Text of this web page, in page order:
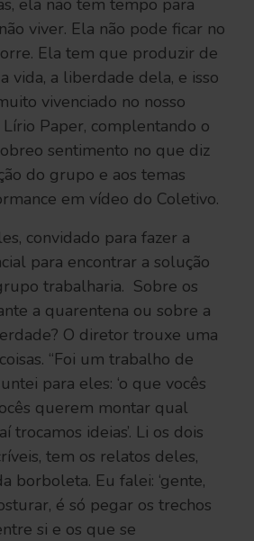
ela não tem tempo para
viver. Ela não pode ficar no
Ela tem que produzir de
vida, a liberdade dela, e isso
vivenciado no nosso
Lírio Paper, complentando o
sentimento no que diz
do grupo e aos temas
em vídeo do Coletivo.
convidado para fazer a
para encontrar a solução
trabalharia. Sobre os
a quarentena ou sobre a
O diretor trouxe uma
“Foi um trabalho de
para eles: ‘o que vocês
querem montar qual
trocamos ideias’. Li os dois
tem os relatos deles,
borboleta. Eu falei: ‘gente,
é só pegar os trechos
si e os que se